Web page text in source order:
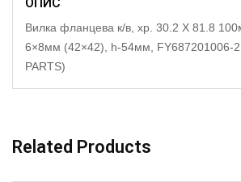
Вилка фланцева к/в, хр. 30.2 X 81.8
6×8мм (42×42), h-54мм, FY687201006-2
PARTS)
Related Products